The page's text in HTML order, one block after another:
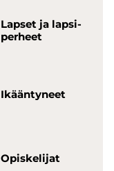
Lap­set ja lap­si­
per­heet
Ikään­ty­neet
Opis­ke­li­jat